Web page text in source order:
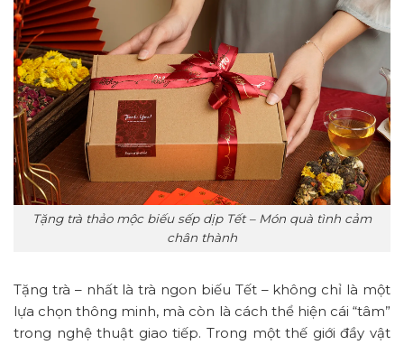
Tặng trà thảo mộc biếu sếp dịp Tết – Món quà tình cảm
chân thành
Tặng trà – nhất là trà ngon biếu Tết – không chỉ là một
lựa chọn thông minh, mà còn là cách thể hiện cái “tâm”
trong nghệ thuật giao tiếp. Trong một thế giới đầy vật